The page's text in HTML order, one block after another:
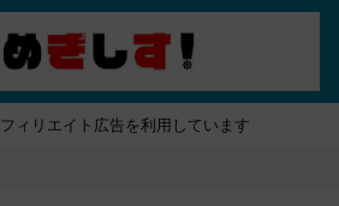
ィリエイト広告を利用しています